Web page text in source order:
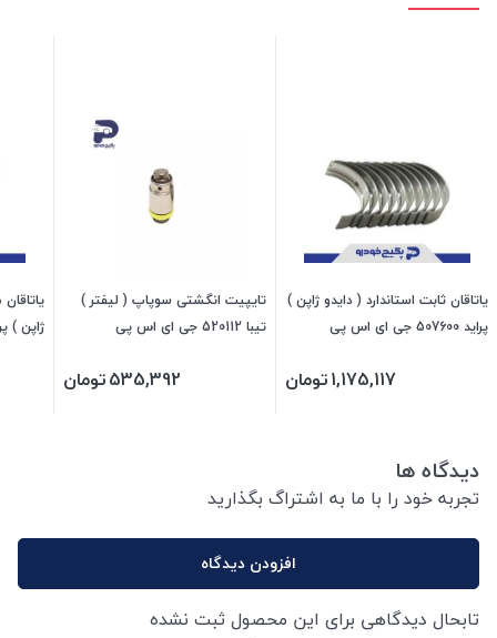
یاتاقان ثابت استاندارد ( دایدو ژاپن )
پراید 507600 جی ای اس پی
1,175,117تومان
تایپیت انگشتی سوپاپ ( لیفتر )
تیبا 520112 جی ای اس پی
535,392تومان
ژاپن ) پراید
دیدگاه ها
تجربه خود را با ما به اشتراگ بگذارید
افزودن دیدگاه
تابحال دیدگاهی برای این محصول ثبت نشده